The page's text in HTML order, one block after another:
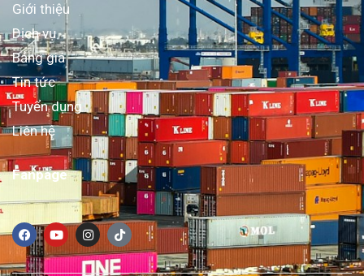
Giới thiệu
Dịch vụ
Bảng giá
Tin tức
Tuyển dụng
Liên hệ
Fanpage